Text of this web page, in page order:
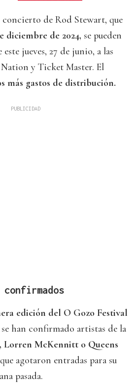
concierto de Rod Stewart, que
diciembre de 2024, se pueden
jueves, 27 de junio, a las
y Ticket Master. El
más gastos de distribución.
edición del O Gozo Festival
se han confirmado artistas de la
Lorren McKennitt o Queens
que agotaron entradas para su
pasada.